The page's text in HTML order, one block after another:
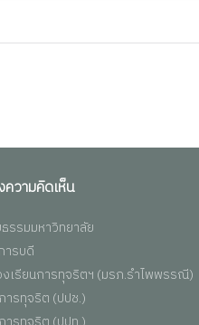
วามคิดเห็น
รรมมหาวิทยาลัย
ารบดี
เรียนการทุจริตฯ (มรภ.รำไพพรรณี)
ารทุจริต (ปปช.)